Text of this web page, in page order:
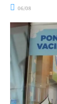
06/08